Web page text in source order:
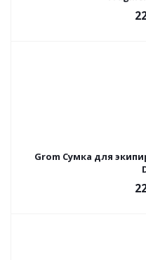
Grom Сумка для